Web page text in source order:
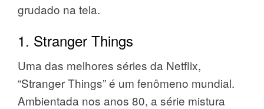
grudado na tela.
1. Stranger Things
Uma das melhores séries da Netflix,
“Stranger Things” é um fenômeno mundial.
Ambientada nos anos 80, a série mistura